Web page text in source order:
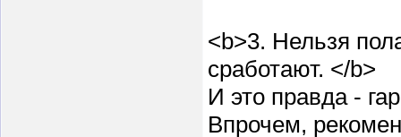
<b>3. Нельзя
сработают. </b>
И это правда -
Впрочем,